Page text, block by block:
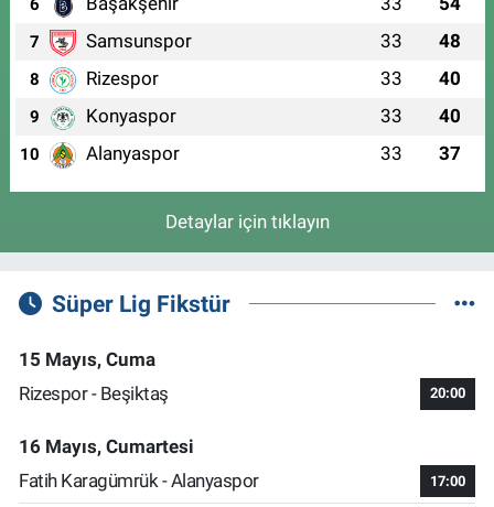
6
7 Samsunspor 33 48
8 Rizespor 33 40
9 Konyaspor 33 40
10 Alanyaspor 33 37
Detaylar için tıklayın
Süper Lig Fikstür
15 Mayıs, Cuma
Rizespor - Beşiktaş
20:00
16 Mayıs, Cumartesi
Fatih Karagümrük - Alanyaspor
17:00